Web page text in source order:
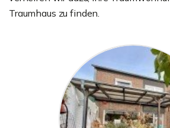
Traumhaus zu finden.